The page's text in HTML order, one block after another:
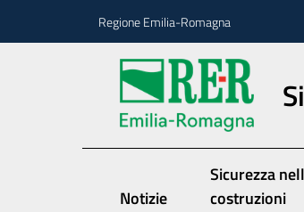
Regione Emilia-Romagna
Notizie
Sicurezza
costruzioni